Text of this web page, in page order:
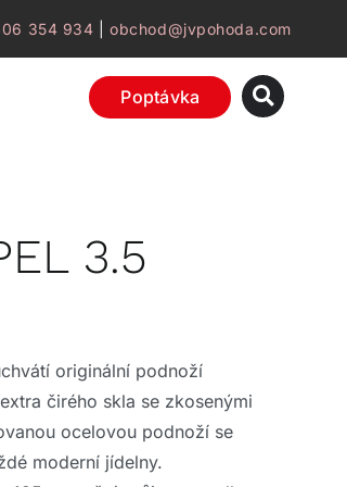
354 934 |obchod@jvpohoda.com
Poptávka
3.5
originální podnoží
čirého skla se zkosenými
ocelovou podnoží se
moderní jídelny.